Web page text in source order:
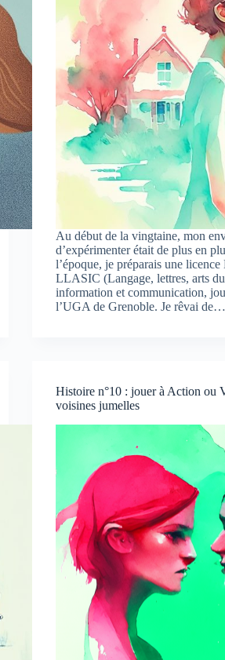
Au début de la vingtaine, mon
d’expérimenter était de plus en
l’époque, je préparais une
LLASIC (Langage, lettres, arts du
information et communication,
l’UGA de Grenoble. Je rêvai de…
Histoire n°10 : jouer à Action ou
voisines jumelles